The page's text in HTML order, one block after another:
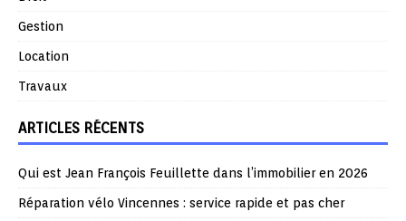
Gestion
Location
Travaux
ARTICLES RÉCENTS
Qui est Jean François Feuillette dans l’immobilier en 2026
Réparation vélo Vincennes : service rapide et pas cher